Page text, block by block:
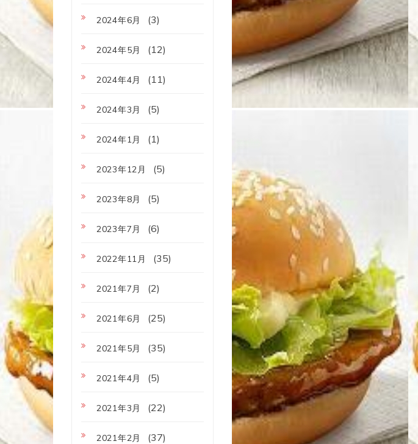
2024年6月 (3)
2024年5月 (12)
2024年4月 (11)
2024年3月 (5)
2024年1月 (1)
2023年12月 (5)
2023年8月 (5)
2023年7月 (6)
2022年11月 (35)
2021年7月 (2)
2021年6月 (25)
2021年5月 (35)
2021年4月 (5)
2021年3月 (22)
2021年2月 (37)